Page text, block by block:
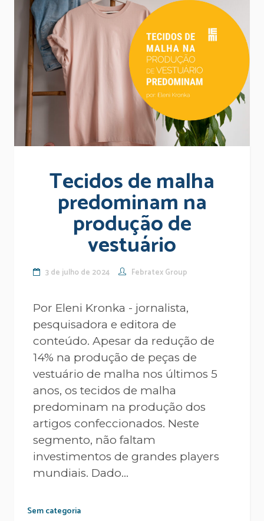
Tecidos de malha
predominam na
produção de
vestuário
3 de julho de 2024 Febratex Group
Por Eleni Kronka - jornalista,
pesquisadora e editora de
conteúdo. Apesar da redução de
14% na produção de peças de
vestuário de malha nos últimos 5
anos, os tecidos de malha
predominam na produção dos
artigos confeccionados. Neste
segmento, não faltam
investimentos de grandes players
mundiais. Dado...
Sem categoria